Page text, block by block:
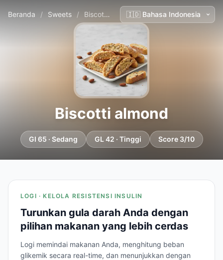
Beranda / Sweets / Biscotti almond
Biscotti almond
GI 65 · Sedang GL 42 · Tinggi Score 3/10
LOGI · KELOLA RESISTENSI INSULIN
Turunkan gula darah Anda dengan
pilihan makanan yang lebih cerdas
Logi memindai makanan Anda, menghitung beban
glikemik secara real-time, dan menunjukkan dengan